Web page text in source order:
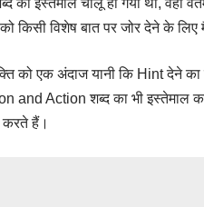
का इस्तेमाल चालू हो गया था, वहीं
को किसी विशेष बात पर जोर देने के
को एक अंदाज यानी कि Hint देने
and Action शब्द का भी इस्तेमाल
करते हैं।